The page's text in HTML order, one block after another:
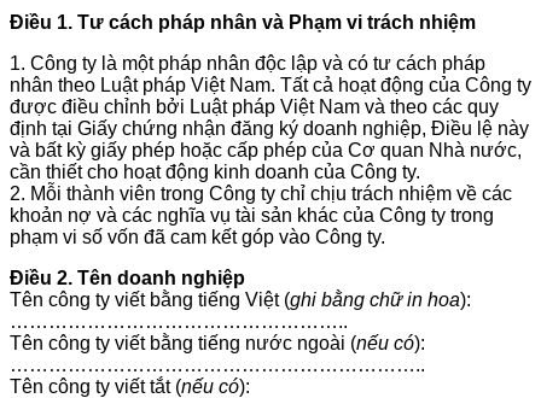
Điều 1. Tư cách pháp nhân và Phạm vi trách nhiệm
1. Công ty là một pháp nhân độc lập và có tư cách pháp
nhân theo Luật pháp Việt Nam. Tất cả hoạt động của Công ty
được điều chỉnh bởi Luật pháp Việt Nam và theo các quy
định tại Giấy chứng nhận đăng ký doanh nghiệp, Điều lệ này
và bất kỳ giấy phép hoặc cấp phép của Cơ quan Nhà nước,
cần thiết cho hoạt động kinh doanh của Công ty.
2. Mỗi thành viên trong Công ty chỉ chịu trách nhiệm về các
khoản nợ và các nghĩa vụ tài sản khác của Công ty trong
phạm vi số vốn đã cam kết góp vào Công ty.
Điều 2. Tên doanh nghiệp
Tên công ty viết bằng tiếng Việt (ghi bằng chữ in hoa):
……………………………………………..
Tên công ty viết bằng tiếng nước ngoài (nếu có):
………………………………………………………..
Tên công ty viết tắt (nếu có):